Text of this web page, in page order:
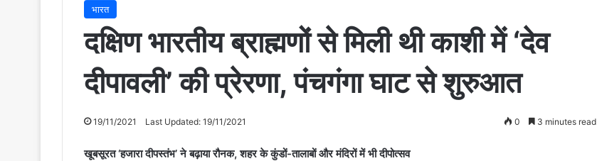
भारत
दक्षिण भारतीय ब्राह्मणों से मिली थी काशी में ‘देव
दीपावली’ की प्रेरणा, पंचगंगा घाट से शुरुआत
19/11/2021 Last Updated: 19/11/2021 0 3 minutes read
खूबसूरत ‘हजारा दीपस्तंभ’ ने बढ़ाया रौनक, शहर के कुंडों-तालाबों और मंदिरों में भी दीपोत्सव